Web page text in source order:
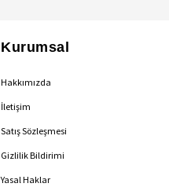
Kurumsal
Hakkımızda
İletişim
Satış Sözleşmesi
Gizlilik Bildirimi
Yasal Haklar